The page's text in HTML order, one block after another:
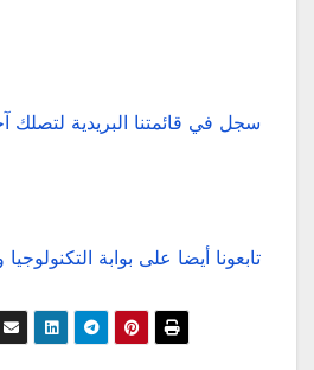
سجل في قائمتنا البريدية لتصلك
تابعونا أيضا على بوابة